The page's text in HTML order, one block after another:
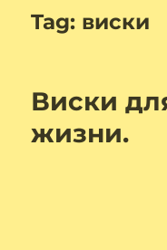
Tag: виски
Виски
жизни.